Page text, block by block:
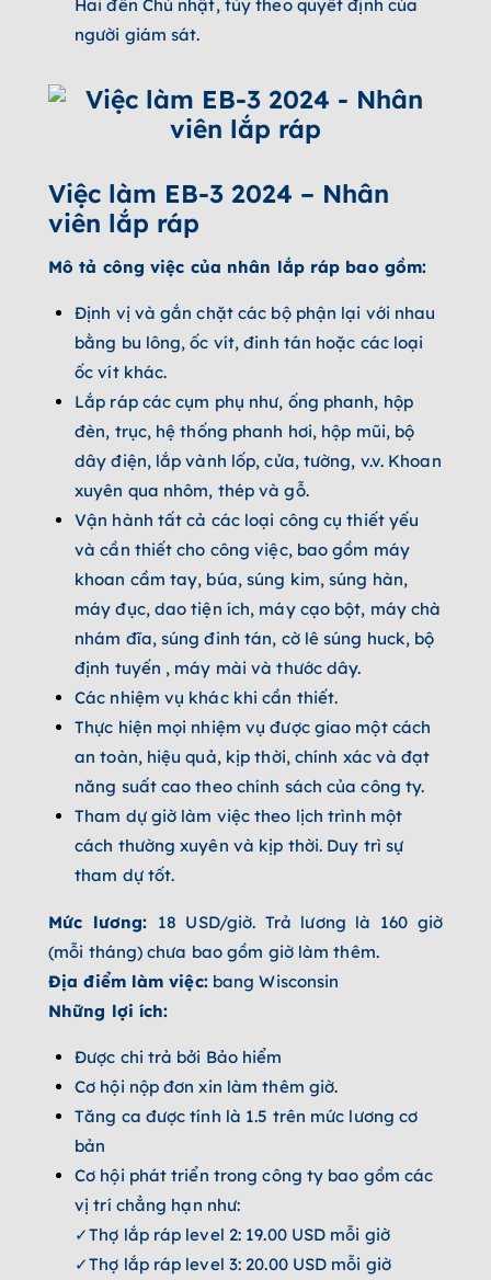
Hai đến Chủ nhật, tùy theo quyết định của
người giám sát.
Việc làm EB-3 2024 – Nhân
viên lắp ráp
Mô tả công việc của nhân lắp ráp bao gồm:
Định vị và gắn chặt các bộ phận lại với nhau
bằng bu lông, ốc vít, đinh tán hoặc các loại
ốc vít khác.
Lắp ráp các cụm phụ như, ống phanh, hộp
đèn, trục, hệ thống phanh hơi, hộp mũi, bộ
dây điện, lắp vành lốp, cửa, tường, v.v. Khoan
xuyên qua nhôm, thép và gỗ.
Vận hành tất cả các loại công cụ thiết yếu
và cần thiết cho công việc, bao gồm máy
khoan cầm tay, búa, súng kim, súng hàn,
máy đục, dao tiện ích, máy cạo bột, máy chà
nhám đĩa, súng đinh tán, cờ lê súng huck, bộ
định tuyến , máy mài và thước dây.
Các nhiệm vụ khác khi cần thiết.
Thực hiện mọi nhiệm vụ được giao một cách
an toàn, hiệu quả, kịp thời, chính xác và đạt
năng suất cao theo chính sách của công ty.
Tham dự giờ làm việc theo lịch trình một
cách thường xuyên và kịp thời. Duy trì sự
tham dự tốt.
Mức lương: 18 USD/giờ. Trả lương là 160 giờ
(mỗi tháng) chưa bao gồm giờ làm thêm.
Địa điểm làm việc:bang Wisconsin
Những lợi ích:
Được chi trả bởi Bảo hiểm
Cơ hội nộp đơn xin làm thêm giờ.
Tăng ca được tính là 1.5 trên mức lương cơ
bản
Cơ hội phát triển trong công ty bao gồm các
vị trí chẳng hạn như:
✓Thợ lắp ráp level 2: 19.00 USD mỗi giờ
✓Thợ lắp ráp level 3: 20.00 USD mỗi giờ